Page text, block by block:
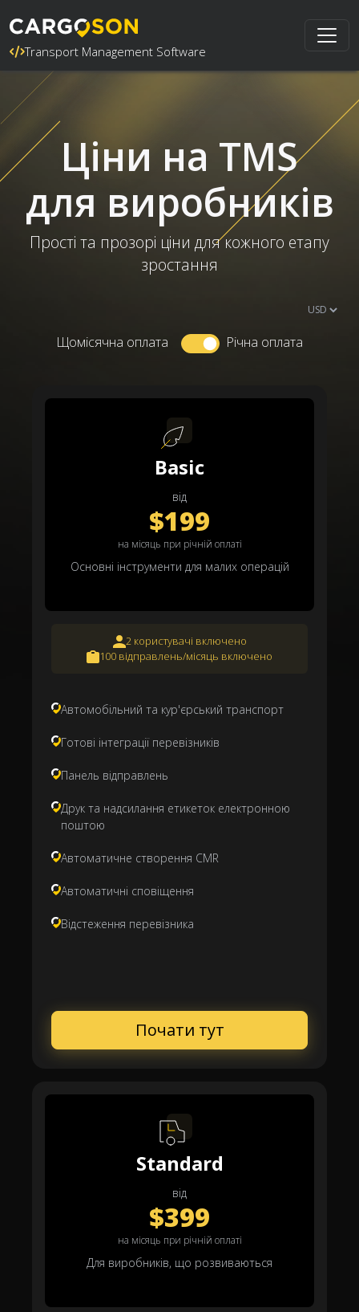
Transport Management Software
Ціни на TMS
для виробників
Прості та прозорі ціни для кожного етапу
зростання
Щомісячна оплата Річна оплата
Basic
від
$199
на місяць при річній оплаті
Основні інструменти для малих операцій
2 користувачі включено
100 відправлень/місяць включено
Автомобільний та кур'єрський транспорт
Готові інтеграції перевізників
Панель відправлень
Друк та надсилання етикеток електронною
поштою
Автоматичне створення CMR
Автоматичні сповіщення
Відстеження перевізника
Почати тут
Standard
від
$399
на місяць при річній оплаті
Для виробників, що розвиваються